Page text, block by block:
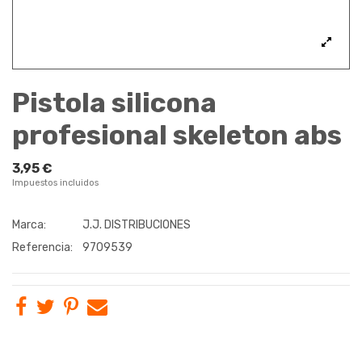
Pistola silicona
profesional skeleton abs
3,95 €
Impuestos incluidos
Marca:
J.J. DISTRIBUCIONES
Referencia:
9709539